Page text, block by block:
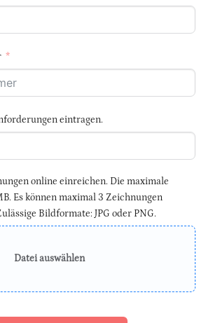
eintragen.
online einreichen. Die maximale
Es können maximal 3 Zeichnungen
Bildformate: JPG oder PNG.
Datei auswählen